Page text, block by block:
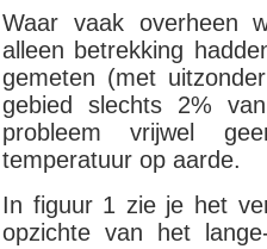
Waar vaak overheen
alleen betrekking
gemeten (met
gebied slechts 2%
probleem vrijwel
temperatuur op aarde.
In figuur 1 zie je het
opzichte van het